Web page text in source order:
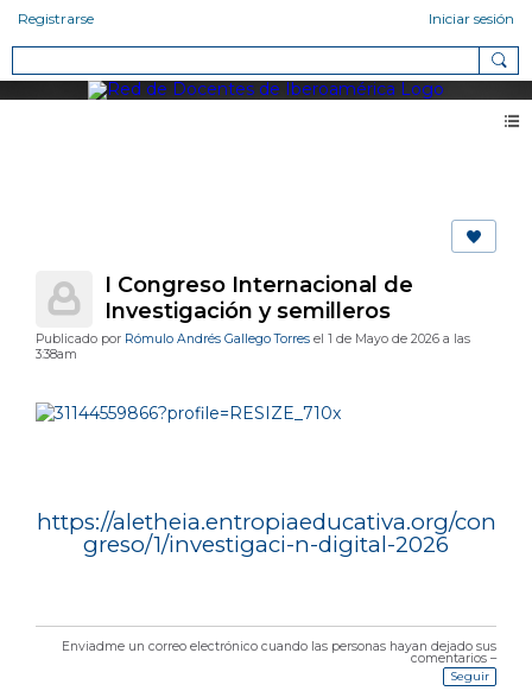
Registrarse Iniciar sesión
I Congreso Internacional de
Investigación y semilleros
Publicado por Rómulo Andrés Gallego Torres el 1 de Mayo de 2026 a las
3:38am
https://aletheia.entropiaeducativa.org/con
greso/1/investigaci-n-digital-2026
Enviadme un correo electrónico cuando las personas hayan dejado sus
comentarios –
Seguir